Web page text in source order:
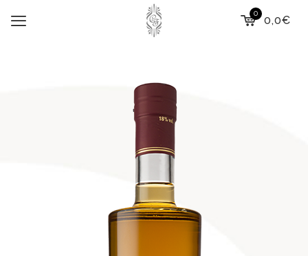
0
0,0€